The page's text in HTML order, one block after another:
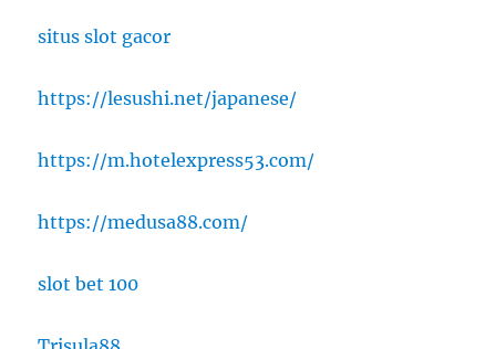
situs slot gacor
https://lesushi.net/japanese/
https://m.hotelexpress53.com/
https://medusa88.com/
slot bet 100